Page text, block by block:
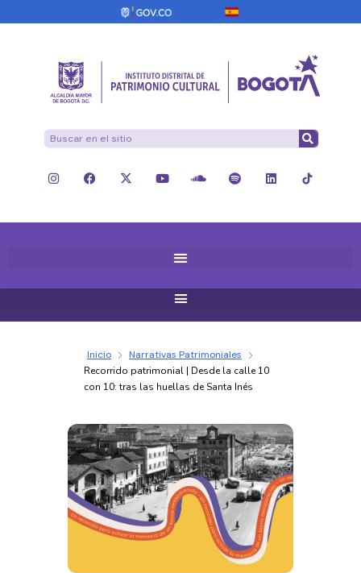
Inicio
Narrativas Patrimoniales
Recorrido patrimonial | Desde la calle 10
con 10: tras las huellas de Santa Inés